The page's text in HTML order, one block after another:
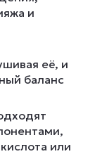
и
её, и
баланс
или